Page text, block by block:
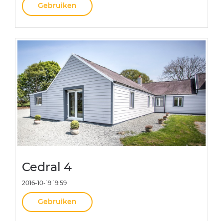
Gebruiken
Cedral 4
2016-10-19 19:59
Gebruiken